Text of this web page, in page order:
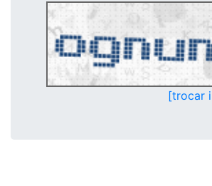
[trocar